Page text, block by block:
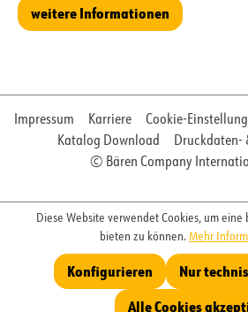
weitere Informationen
Impressum Karriere Cookie-
Katalog Download
Druckdaten-
© Bären Company
Diese Website verwendet Cookies, um eine
bieten zu können. Mehr
Nur
Konfigurieren
Alle Cookies